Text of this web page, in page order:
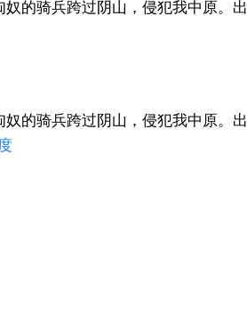
的骑兵跨过阴山，侵犯我中原。出
的骑兵跨过阴山，侵犯我中原。出